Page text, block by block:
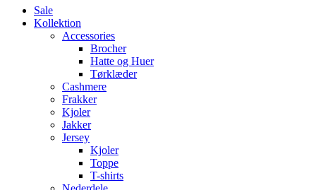
Sale
Kollektion
Accessories
Brocher
Hatte og Huer
Tørklæder
Cashmere
Frakker
Kjoler
Jakker
Jersey
Kjoler
Toppe
T-shirts